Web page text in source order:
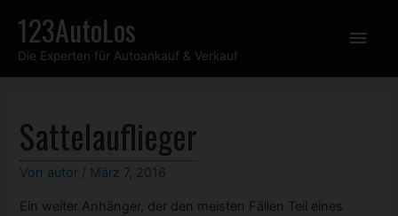
Inhalt
springen
123AutoLos
Die Experten für Autoankauf & Verkauf
Sattelauflieger
Von autor / März 7, 2016
Ein weiter Anhänger, der den meisten Fällen Teil eines